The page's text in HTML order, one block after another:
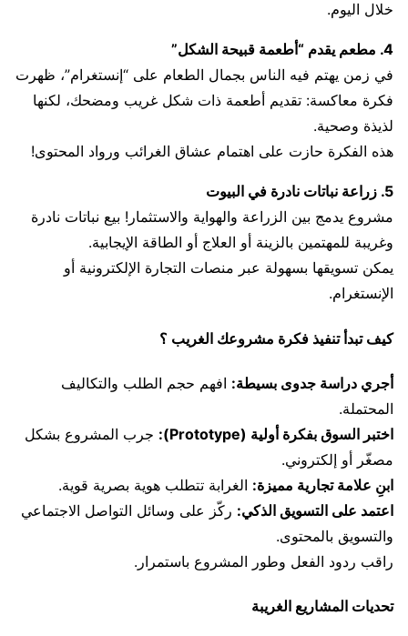
خلال اليوم.
4. مطعم يقدم “أطعمة قبيحة الشكل”
في زمن يهتم فيه الناس بجمال الطعام على “إنستغرام”، ظهرت
فكرة معاكسة: تقديم أطعمة ذات شكل غريب ومضحك، لكنها
لذيذة وصحية.
هذه الفكرة حازت على اهتمام عشاق الغرائب ورواد المحتوى!
5. زراعة نباتات نادرة في البيوت
مشروع يدمج بين الزراعة والهواية والاستثمار! بيع نباتات نادرة
وغريبة للمهتمين بالزينة أو العلاج أو الطاقة الإيجابية.
يمكن تسويقها بسهولة عبر منصات التجارة الإلكترونية أو
الإنستغرام.
كيف تبدأ تنفيذ فكرة مشروعك الغريب ؟
أجري دراسة جدوى بسيطة: افهم حجم الطلب والتكاليف
المحتملة.
اختبر السوق بفكرة أولية (Prototype):
جرب المشروع بشكل
مصغّر أو إلكتروني.
ابنِ علامة تجارية مميزة: الغرابة تتطلب هوية بصرية قوية.
اعتمد على التسويق الذكي: ركّز على وسائل التواصل الاجتماعي
والتسويق بالمحتوى.
راقب ردود الفعل وطور المشروع باستمرار.
تحديات المشاريع الغريبة